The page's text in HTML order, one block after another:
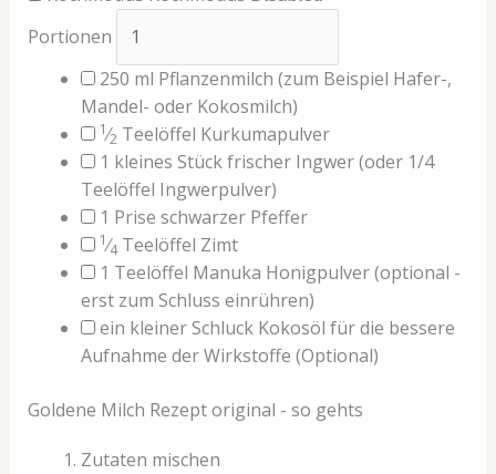
Portionen
250 ml Pflanzenmilch (zum Beispiel Hafer-,
Mandel- oder Kokosmilch)
1⁄2 Teelöffel Kurkumapulver
1 kleines Stück frischer Ingwer(oder 1/4
Teelöffel Ingwerpulver)
1 Prise schwarzer Pfeffer
1⁄4 Teelöffel Zimt
1 Teelöffel Manuka Honigpulver(optional -
erst zum Schluss einrühren)
ein kleiner Schluck Kokosöl für die bessere
Aufnahme der Wirkstoffe (Optional)
Goldene Milch Rezept original - so gehts
Zutaten mischen